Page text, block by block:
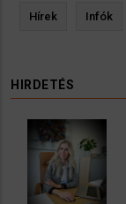
Hírek Infók
HIRDETÉS